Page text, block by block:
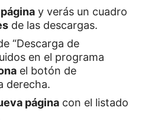
página y verás un cuadro
de las descargas.
“Descarga de
en el programa
el botón de
derecha.
página con el listado